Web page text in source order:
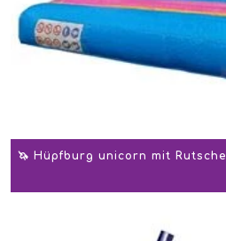
🦄 Hüpfburg unicorn mit Rutsche